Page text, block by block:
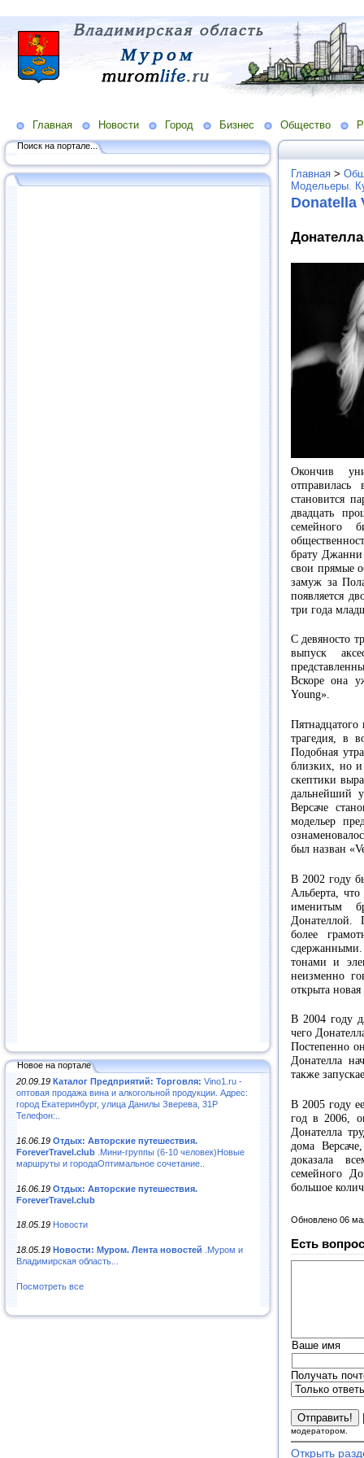
Главная Новости Город Бизнес Общество
Поиск на портале...
Новое на портале
20.09.19 Каталог Предприятий: Торговля: Vino1.ru -
оптовая продажа вина и алкогольной продукции. Адрес:
город Екатеринбург, улица Данилы Зверева, 31Р
Телефон:..
16.06.19 Отдых: Авторские путешествия.
ForeverTravel.club .Мини-группы (6-10 человек)Новые
маршруты и городаОптимальное сочетание..
16.06.19 Отдых: Авторские путешествия.
ForeverTravel.club
18.05.19 Новости
18.05.19 Новости: Муром. Лента новостей .Муром и
Владимирская область...
Посмотреть все
Главная >
Модельеры.
Donatella
Окончив
становится
двадцать
семейного
брату Джанни
свои прямые
замуж за
появляется
три года
С девяносто
выпуск
Вскоре она
Young».
трагедия, в
Подобная
близких, но
скептики
дальнейший
Версаче
модельер
был назван
В 2002 году
Альберта,
именитым
Донателлой.
более
тонами и
неизменно
открыта
В 2004 году
чего
Постепенно
Донателла
также
В 2005 году
год в 2006,
Донателла
дома
доказала
семейного
большое
Обновлено 06
Есть
Ваше имя
Получать
модератором.
Открыть